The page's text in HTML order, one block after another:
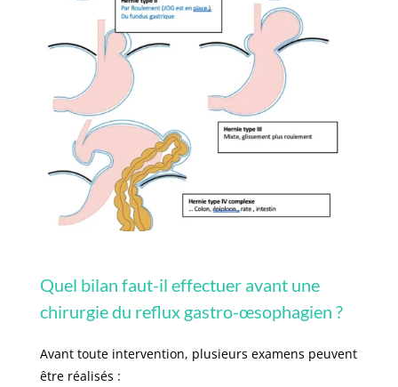
Quel bilan faut-il effectuer avant une
chirurgie du reflux gastro-œsophagien ?
Avant toute intervention, plusieurs examens peuvent
être réalisés :